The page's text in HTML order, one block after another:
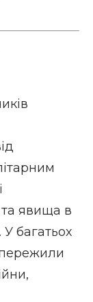
та явища в
У багатьох
пережили